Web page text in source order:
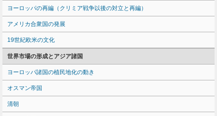
ヨーロッパの再編（クリミア戦争以後の対立と再編）
アメリカ合衆国の発展
19世紀欧米の文化
世界市場の形成とアジア諸国
ヨーロッパ諸国の植民地化の動き
オスマン帝国
清朝